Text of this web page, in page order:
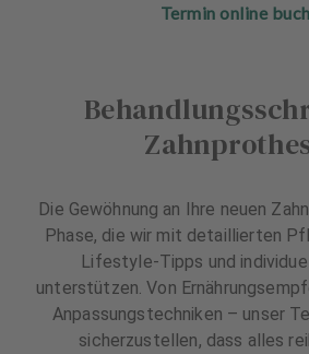
Termin online
Die Gewöhnung an Ihre neuen
Phase, die wir mit detaillierten
Lifestyle-Tipps und
unterstützen. Von
Anpassungstechniken – unser
sicherzustellen, dass alles